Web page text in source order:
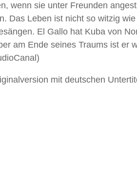
wenn sie unter Freunden
Das Leben ist nicht so witzig
El Gallo hat Kuba von
am Ende seines Traums ist er
mit deutschen